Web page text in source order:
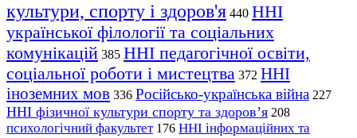
культури, спорту і здоров'я 440 ННІ
української філології та соціальних
комунікацій 385 ННІ педагогічної освіти,
соціальної роботи і мистецтва 372 ННІ
іноземних мов 336 Російсько-українська війна 227
ННІ фізичної культури спорту та здоров’я 208
психологічний факультет 176 ННІ інформаційних та